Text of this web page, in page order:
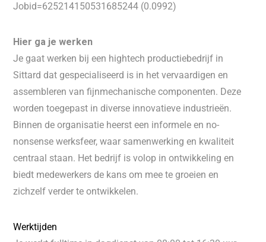
Jobid=625214150531685244 (0.0992)
Hier ga je werken
Je gaat werken bij een hightech productiebedrijf in
Sittard dat gespecialiseerd is in het vervaardigen en
assembleren van fijnmechanische componenten. Deze
worden toegepast in diverse innovatieve industrieën.
Binnen de organisatie heerst een informele en no-
nonsense werksfeer, waar samenwerking en kwaliteit
centraal staan. Het bedrijf is volop in ontwikkeling en
biedt medewerkers de kans om mee te groeien en
zichzelf verder te ontwikkelen.
Werktijden